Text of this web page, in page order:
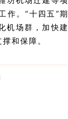
作。“十四五”期
机场群，加快建
和保障。